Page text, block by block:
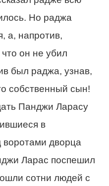
Но раджа
а, напротив,
он не убил
был раджа, узнав,
собственный сын!
Панджи Ларасу
в
воротами дворца
Ларас поспешил
сотни людей с